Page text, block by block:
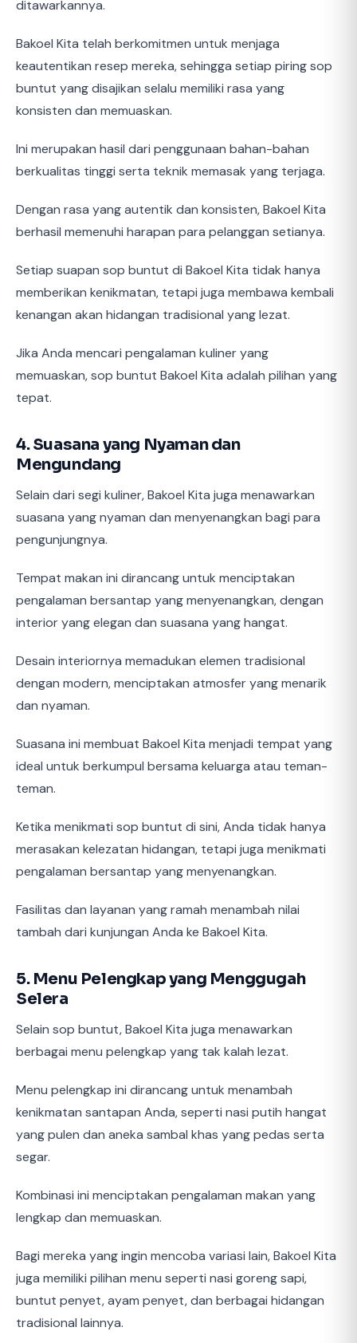
ditawarkannya.
Bakoel Kita telah berkomitmen untuk menjaga
keautentikan resep mereka, sehingga setiap piring sop
buntut yang disajikan selalu memiliki rasa yang
konsisten dan memuaskan.
Ini merupakan hasil dari penggunaan bahan-bahan
berkualitas tinggi serta teknik memasak yang terjaga.
Dengan rasa yang autentik dan konsisten, Bakoel Kita
berhasil memenuhi harapan para pelanggan setianya.
Setiap suapan sop buntut di Bakoel Kita tidak hanya
memberikan kenikmatan, tetapi juga membawa kembali
kenangan akan hidangan tradisional yang lezat.
Jika Anda mencari pengalaman kuliner yang
memuaskan, sop buntut Bakoel Kita adalah pilihan yang
tepat.
4. Suasana yang Nyaman dan
Mengundang
Selain dari segi kuliner, Bakoel Kita juga menawarkan
suasana yang nyaman dan menyenangkan bagi para
pengunjungnya.
Tempat makan ini dirancang untuk menciptakan
pengalaman bersantap yang menyenangkan, dengan
interior yang elegan dan suasana yang hangat.
Desain interiornya memadukan elemen tradisional
dengan modern, menciptakan atmosfer yang menarik
dan nyaman.
Suasana ini membuat Bakoel Kita menjadi tempat yang
ideal untuk berkumpul bersama keluarga atau teman-
teman.
Ketika menikmati sop buntut di sini, Anda tidak hanya
merasakan kelezatan hidangan, tetapi juga menikmati
pengalaman bersantap yang menyenangkan.
Fasilitas dan layanan yang ramah menambah nilai
tambah dari kunjungan Anda ke Bakoel Kita.
5. Menu Pelengkap yang Menggugah
Selera
Selain sop buntut, Bakoel Kita juga menawarkan
berbagai menu pelengkap yang tak kalah lezat.
Menu pelengkap ini dirancang untuk menambah
kenikmatan santapan Anda, seperti nasi putih hangat
yang pulen dan aneka sambal khas yang pedas serta
segar.
Kombinasi ini menciptakan pengalaman makan yang
lengkap dan memuaskan.
Bagi mereka yang ingin mencoba variasi lain, Bakoel Kita
juga memiliki pilihan menu seperti nasi goreng sapi,
buntut penyet, ayam penyet, dan berbagai hidangan
tradisional lainnya.